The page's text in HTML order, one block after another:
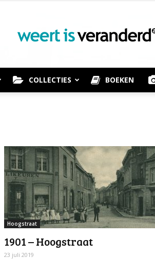
Weert
Veranderd
COLLECTIES BOEKEN
Hoogstraat
1901 – Hoogstraat
23 juli 2019